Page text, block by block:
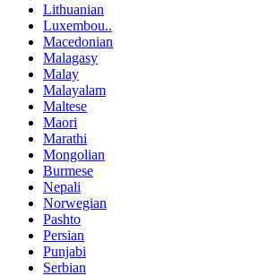
Lithuanian
Luxembou..
Macedonian
Malagasy
Malay
Malayalam
Maltese
Maori
Marathi
Mongolian
Burmese
Nepali
Norwegian
Pashto
Persian
Punjabi
Serbian